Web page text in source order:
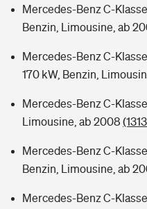
Mercedes-Benz C-
Benzin, Limousine, ab
Mercedes-Benz C-
170 kW, Benzin,
Mercedes-Benz C-
Limousine, ab 2008
Mercedes-Benz C-
Benzin, Limousine, ab
Mercedes-Benz C-